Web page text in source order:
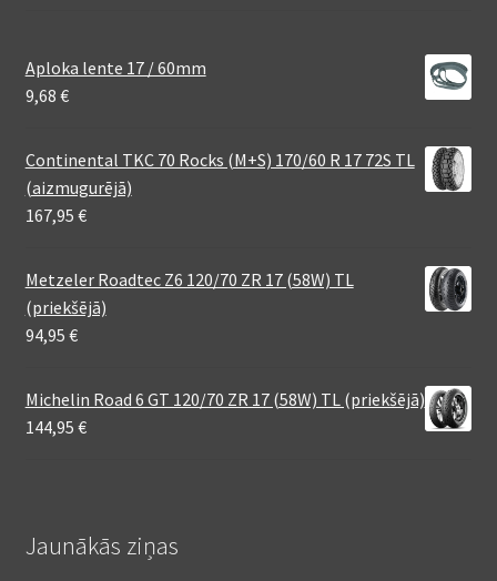
Aploka lente 17 / 60mm
9,68 €
Continental TKC 70 Rocks (M+S) 170/60 R 17 72S TL
(aizmugurējā)
167,95 €
Metzeler Roadtec Z6 120/70 ZR 17 (58W) TL
(priekšējā)
94,95 €
Michelin Road 6 GT 120/70 ZR 17 (58W) TL (priekšējā)
144,95 €
Jaunākās ziņas